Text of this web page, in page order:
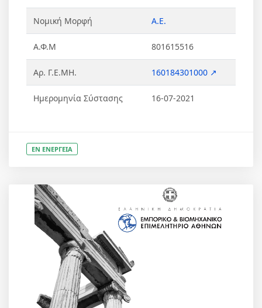
Νομική Μορφή Α.Ε.
Α.Φ.Μ 801615516
Αρ. Γ.Ε.ΜΗ. 160184301000 ↗
Ημερομηνία Σύστασης 16-07-2021
ΕΝ ΕΝΕΡΓΕΙΑ